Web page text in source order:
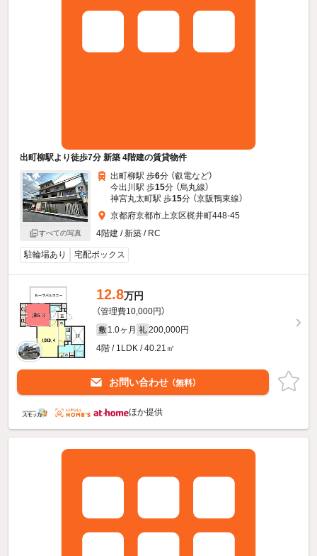
出町柳駅より徒歩7分 新築 4階建の賃貸物件
すべての写真
出町柳駅 歩6分 （叡電など）
今出川駅 歩15分 （烏丸線）
神宮丸太町駅 歩15分 （京阪鴨東線）
京都府京都市上京区梶井町448-45
4階建 / 新築 / RC
駐輪場あり 宅配ボックス
12.8万円
（管理費10,000円）
敷 1.0ヶ月 礼 200,000円
4階 / 1LDK / 40.21㎡
お問い合わせ （無料）
ほか提供